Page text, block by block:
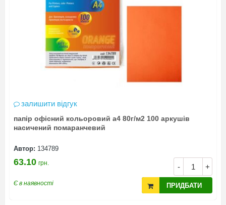
залишити відгук
папір офісний кольоровий а4 80г/м2 100 аркушів
насичений помаранчевий
Автор: 134789
- +
63.10 грн.
Є в наявності ПРИДБАТИ